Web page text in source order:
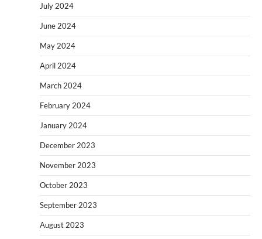
July 2024
June 2024
May 2024
April 2024
March 2024
February 2024
January 2024
December 2023
November 2023
October 2023
September 2023
August 2023